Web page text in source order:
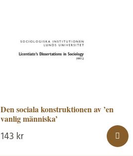
Den sociala konstruktionen av ’en
vanlig människa’
143 kr